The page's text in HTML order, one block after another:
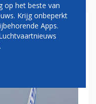
op het beste van
Krijg onbeperkt
Apps.